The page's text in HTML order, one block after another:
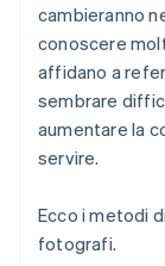
cambieranno
conoscere
affidano a
sembrare
aumentare la
servire.
Ecco i metodi
fotografi.